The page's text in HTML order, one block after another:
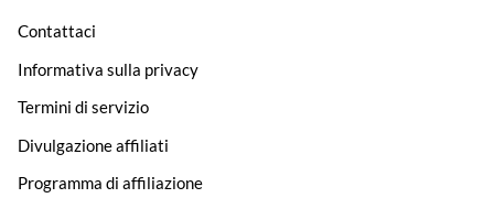
Contattaci
Informativa sulla privacy
Termini di servizio
Divulgazione affiliati
Programma di affiliazione